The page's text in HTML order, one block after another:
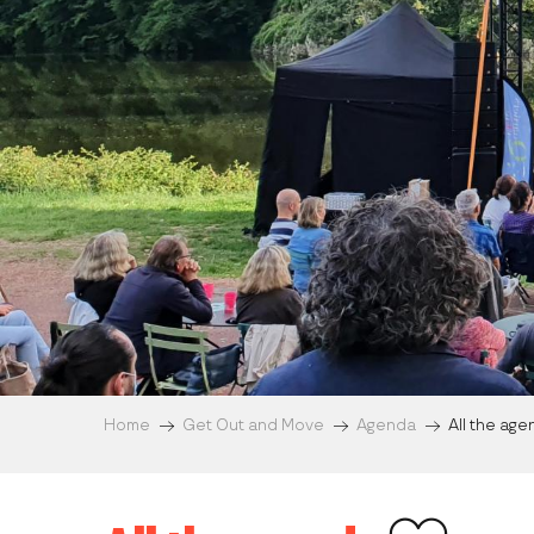
Home Get Out and Move Agenda All the